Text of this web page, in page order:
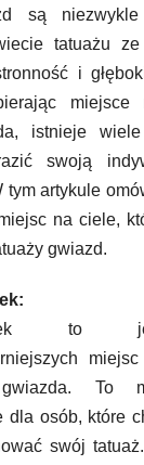
są niezwykle
tatuażu
i
istnieje
swoją
tym artykule
na ciele,
gwiazd.
to
To
dla osób, które
swój